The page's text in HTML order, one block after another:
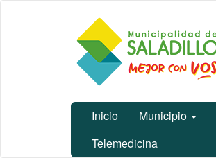
Municipalidad
de Saladillo
Inicio Municipio
Telemedicina